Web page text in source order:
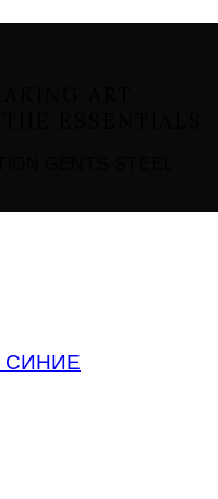
СИНИЕ